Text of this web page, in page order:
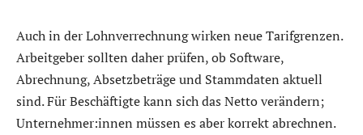
Auch in der Lohnverrechnung wirken neue Tarifgrenzen.
Arbeitgeber sollten daher prüfen, ob Software,
Abrechnung, Absetzbeträge und Stammdaten aktuell
sind. Für Beschäftigte kann sich das Netto verändern;
Unternehmer:innen müssen es aber korrekt abrechnen.